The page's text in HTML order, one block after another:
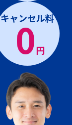
キャンセル料
0円